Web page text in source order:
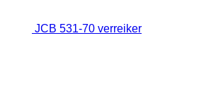
JCB 531-70 verreiker